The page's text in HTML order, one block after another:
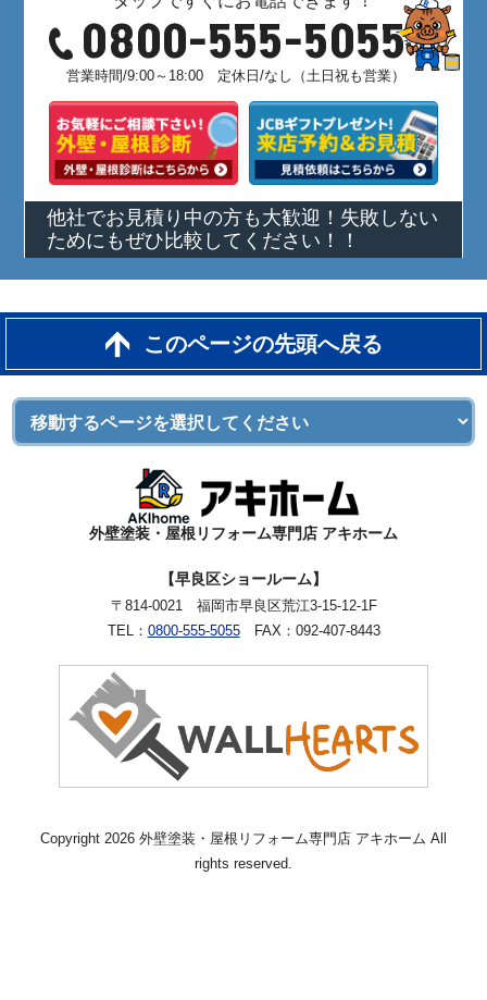
0800-555-5055
営業時間/9:00～18:00 定休日/なし（土日祝も営業）
他社でお見積り中の方も大歓迎！失敗しない
ためにもぜひ比較してください！！
このページの先頭へ戻る
外壁塗装・屋根リフォーム専門店 アキホーム
【早良区ショールーム】
〒814-0021 福岡市早良区荒江3-15-12-1F
TEL： 0800-555-5055FAX：092-407-8443
Copyright 2026 外壁塗装・屋根リフォーム専門店 アキホーム All
rights reserved.